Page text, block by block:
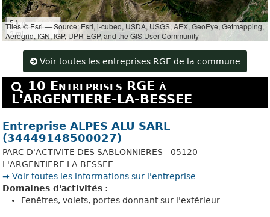
5 km
3 mi
Tiles © Esri — Source: Esri, i-cubed, USDA, USGS, AEX, GeoEye, Getmapping,
Aerogrid, IGN, IGP, UPR-EGP, and the GIS User Community
Voir toutes les entreprises RGE de la commune
10 Entreprises RGE à
L'ARGENTIERE-LA-BESSEE
Entreprise ALPES ALU SARL
(34449148500027)
PARC D'ACTIVITE DES SABLONNIERES - 05120 -
L'ARGENTIERE LA BESSEE
➡️ Voir toutes les informations sur l'entreprise
Domaines d'activités :
Fenêtres, volets, portes donnant sur l'extérieur